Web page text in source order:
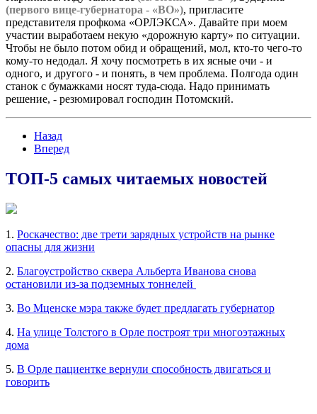
(первого вице-губернатора - «ВО»), пригласите
представителя профкома «ОРЛЭКСА». Давайте при моем
участии выработаем некую «дорожную карту» по ситуации.
Чтобы не было потом обид и обращений, мол, кто-то чего-то
кому-то недодал. Я хочу посмотреть в их ясные очи - и
одного, и другого - и понять, в чем проблема. Полгода один
станок с бумажками носят туда-сюда. Надо принимать
решение, - резюмировал господин Потомский.
Назад
Вперед
ТОП-5 самых читаемых новостей
1. Роскачество: две трети зарядных устройств на рынке
опасны для жизни
2. Благоустройство сквера Альберта Иванова снова
остановили из-за подземных тоннелей
3. Во Мценске мэра также будет предлагать губернатор
4. На улице Толстого в Орле построят три многоэтажных
дома
5. В Орле пациентке вернули способность двигаться и
говорить